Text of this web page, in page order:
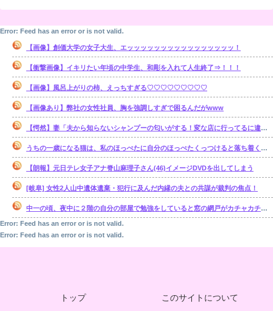
Error: Feed has an error or is not valid.
【画像】創価大学の女子大生、エッッッッッッッッッッッッッッッッ！
【衝撃画像】イキリたい年頃の中学生、和彫を入れて人生終了⇒！！！
【画像】風呂上がりの柿、えっちすぎる♡♡♡♡♡♡♡♡♡
【画像あり】弊社の女性社員、胸を強調しすぎで困るんだがwww
【愕然】妻「夫から知らないシャンプーの匂いがする！変な店に行ってるに違いない！！！」探偵「調べたところ･･･」⇒結果ｗｗ
うちの一歳になる猫は、私のほっぺたに自分のほっぺたくっつけると落ち着くのか・・・【再】
【朗報】元日テレ女子アナ脊山麻理子さん(46)イメージDVDを出してしまう
[岐阜] 女性2人山中遺体遺棄・犯行に及んだ内縁の夫との共謀が裁判の焦点！
中一の頃、夜中に２階の自分の部屋で勉強をしていると窓の網戸がカチャカチャ鳴り出した。【再】
Error: Feed has an error or is not valid.
Error: Feed has an error or is not valid.
トップ
このサイトについて